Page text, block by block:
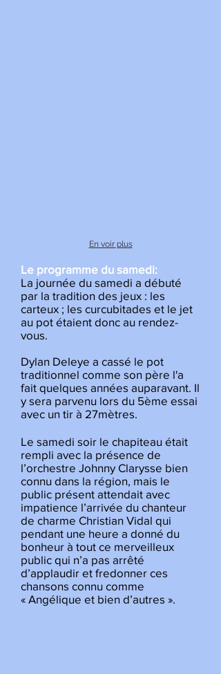
En voir plus
Le programme du samedi:
La journée du samedi a débuté
par la tradition des jeux : les
carteux ; les curcubitades et le jet
au pot étaient donc au rendez-
vous.
Dylan Deleye a cassé le pot
traditionnel comme son père l'a
fait quelques années auparavant. Il
y sera parvenu lors du 5ème essai
avec un tir à 27mètres.
Le samedi soir le chapiteau était
rempli avec la présence de
l’orchestre Johnny Clarysse bien
connu dans la région, mais le
public présent attendait avec
impatience l’arrivée du chanteur
de charme Christian Vidal qui
pendant une heure a donné du
bonheur à tout ce merveilleux
public qui n’a pas arrêté
d’applaudir et fredonner ces
chansons connu comme
« Angélique et bien d’autres ».